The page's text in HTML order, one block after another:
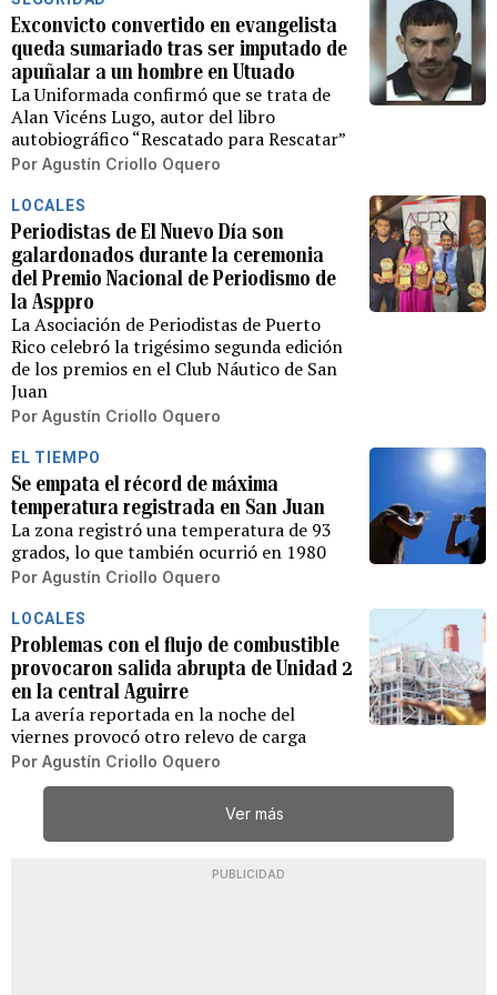
Exconvicto convertido en evangelista
queda sumariado tras ser imputado de
apuñalar a un hombre en Utuado
La Uniformada confirmó que se trata de
Alan Vicéns Lugo, autor del libro
autobiográfico “Rescatado para Rescatar”
Por Agustín Criollo Oquero
LOCALES
Periodistas de El Nuevo Día son
galardonados durante la ceremonia
del Premio Nacional de Periodismo de
la Asppro
La Asociación de Periodistas de Puerto
Rico celebró la trigésimo segunda edición
de los premios en el Club Náutico de San
Juan
Por Agustín Criollo Oquero
EL TIEMPO
Se empata el récord de máxima
temperatura registrada en San Juan
La zona registró una temperatura de 93
grados, lo que también ocurrió en 1980
Por Agustín Criollo Oquero
LOCALES
Problemas con el flujo de combustible
provocaron salida abrupta de Unidad 2
en la central Aguirre
La avería reportada en la noche del
viernes provocó otro relevo de carga
Por Agustín Criollo Oquero
Ver más
PUBLICIDAD